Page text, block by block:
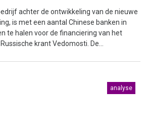
achter de ontwikkeling van de nieuwe
is met een aantal Chinese banken in
te halen voor de financiering van het
krant Vedomosti. De...
analyse